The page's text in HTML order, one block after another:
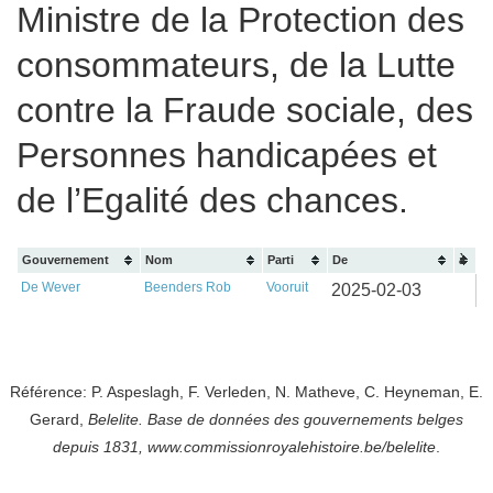
Ministre de la Protection des
consommateurs, de la Lutte
contre la Fraude sociale, des
Personnes handicapées et
de l’Egalité des chances.
Gouvernement Nom Parti De à
De Wever Beenders Rob Vooruit 2025-02-03
Référence: P. Aspeslagh, F. Verleden, N. Matheve, C. Heyneman, E.
Gerard, Belelite. Base de données des gouvernements belges
depuis 1831, www.commissionroyalehistoire.be/belelite